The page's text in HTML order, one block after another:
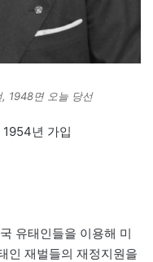
1948면 오늘 당선
년 가입
유태인들을 이용해 미
인 재벌들의 재정지원을